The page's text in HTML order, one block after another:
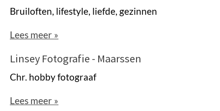
Bruiloften, lifestyle, liefde, gezinnen
Lees meer »
Linsey Fotografie - Maarssen
Chr. hobby fotograaf
Lees meer »